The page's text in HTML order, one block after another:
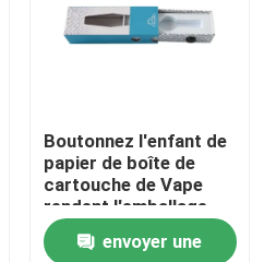
personnalisé
herbe
en plastique
Boutonnez l'enfant de
papier de boîte de
cartouche de Vape
rendent l'emballage
résistant de
cartouche de Vape
envoyer une